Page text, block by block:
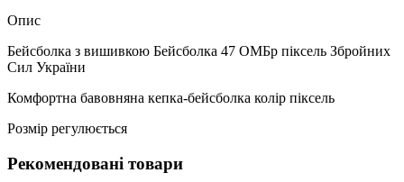
Опис
Бейсболка з вишивкою Бейсболка 47 ОМБр піксель Збройних
Сил України
Комфортна бавовняна кепка-бейсболка колір піксель
Розмір регулюється
Рекомендовані товари